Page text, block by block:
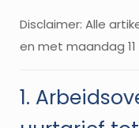
Disclaimer: Alle
en met maandag 11
1.